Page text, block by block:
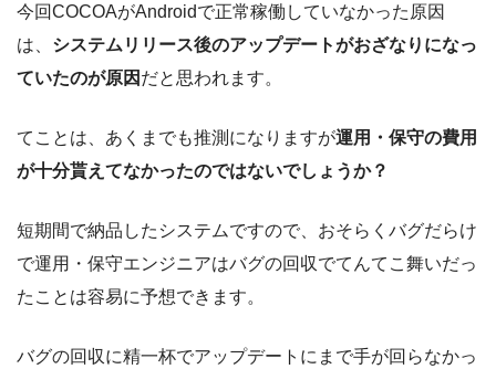
今回COCOAがAndroidで正常稼働していなかった原因
は、 システムリリース後のアップデートがおざなりになっ
ていたのが原因 だと思われます。
てことは、あくまでも推測になりますが運用・保守の費用
が十分貰えてなかったのではないでしょうか？
短期間で納品したシステムですので、おそらくバグだらけ
で運用・保守エンジニアはバグの回収でてんてこ舞いだっ
たことは容易に予想できます。
バグの回収に精一杯でアップデートにまで手が回らなかっ